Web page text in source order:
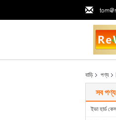
বাড়ি পণ্য
সব পণ্য
ইভা হার্ড কেস